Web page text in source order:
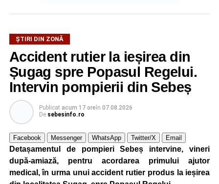
Festivalul este organizat de
Asociația AGORA – Născuți
Liberi, în parteneriat cuPrimăria Comunei Gârbova
Ordinul Cetății Mühlbach , iar accesul publicului va fi
gratuit pe întreaga durată a manifestării.
Cetatea Greavilor și zona centrală a comunei vor fi
vizitatorii vor putea asista la demonstrații de luptă, turniruri
cavalerești, parade medievale, dansuri săsești și ateliere
interactive de meșteșuguri. Programul va fi completat de
concerte, recitaluri susținute de artiști locali și petreceri cu
ȘTIRI DIN ZONĂ
Accident rutier la ieșirea din
Șugag spre Popasul Regelui.
Intervin pompierii din Sebeș
Publicat acum 17 oreîn 07.08.2026
De sebesinfo.ro
Facebook Messenger WhatsApp Twitter/X Email
Detașamentul de pompieri Sebeș intervine, vineri
după-amiază, pentru acordarea primului ajutor
medical, în urma unui accident rutier produs la ieșirea